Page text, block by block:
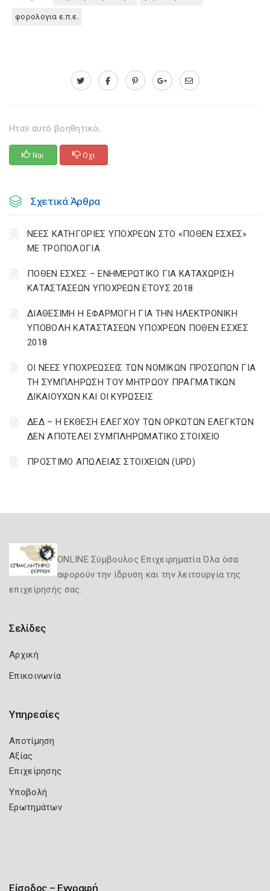
φορολογια ε.π.ε.
Ηταν αυτό βοηθητικό;
Ναι Οχι
Σχετικά Άρθρα
ΝΕΕΣ ΚΑΤΗΓΟΡΙΕΣ ΥΠΟΧΡΕΩΝ ΣΤΟ «ΠΟΘΕΝ ΕΣΧΕΣ»
ΜΕ ΤΡΟΠΟΛΟΓΙΑ
ΠΟΘΕΝ ΕΣΧΕΣ – ΕΝΗΜΕΡΩΤΙΚΟ ΓΙΑ ΚΑΤΑΧΩΡΙΣΗ
ΚΑΤΑΣΤΑΣΕΩΝ ΥΠΟΧΡΕΩΝ ΕΤΟΥΣ 2018
ΔΙΑΘΕΣΙΜΗ Η ΕΦΑΡΜΟΓΗ ΓΙΑ ΤΗΝ ΗΛΕΚΤΡΟΝΙΚΗ
ΥΠΟΒΟΛΗ ΚΑΤΑΣΤΑΣΕΩΝ ΥΠΟΧΡΕΩΝ ΠΟΘΕΝ ΕΣΧΕΣ
2018
ΟΙ ΝΕΕΣ ΥΠΟΧΡΕΩΣΕΙΣ ΤΩΝ ΝΟΜΙΚΩΝ ΠΡΟΣΩΠΩΝ ΓΙΑ
ΤΗ ΣΥΜΠΛΗΡΩΣΗ ΤΟΥ ΜΗΤΡΩΟΥ ΠΡΑΓΜΑΤΙΚΩΝ
ΔΙΚΑΙΟΥΧΩΝ ΚΑΙ ΟΙ ΚΥΡΩΣΕΙΣ
ΔΕΔ – Η ΕΚΘΕΣΗ ΕΛΕΓΧΟΥ ΤΩΝ ΟΡΚΩΤΩΝ ΕΛΕΓΚΤΩΝ
ΔΕΝ ΑΠΟΤΕΛΕΙ ΣΥΜΠΛΗΡΩΜΑΤΙΚΟ ΣΤΟΙΧΕΙΟ
ΠΡΟΣΤΙΜΟ ΑΠΩΛΕΙΑΣ ΣΤΟΙΧΕΙΩΝ (UPD)
ONLINE Σύμβουλος Επιχειρηματία Όλα όσα
αφορούν την ίδρυση και την λειτουργία της
επιχείρησής σας.
Σελίδες
Αρχική
Επικοινωνία
Υπηρεσίες
Αποτίμηση
Αξίας
Επιχείρησης
Υποβολή
Ερωτημάτων
Είσοδος – Εγγραφή